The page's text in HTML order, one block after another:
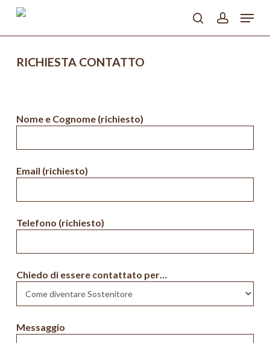
Skip
searchaccount
Menu
RICHIESTA CONTATTO
Nome e Cognome (richiesto)
Email (richiesto)
Telefono (richiesto)
Chiedo di essere contattato per…
Messaggio
Close